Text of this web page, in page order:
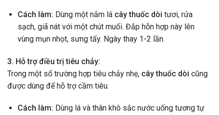
Cách làm: Dùng một nắm lá cây thuốc dòi tươi, rửa
sạch, giã nát với một chút muối. Đắp hỗn hợp này lên
vùng mụn nhọt, sưng tấy. Ngày thay 1-2 lần.
3. Hỗ trợ điều trị tiêu chảy:
Trong một số trường hợp tiêu chảy nhẹ, cây thuốc dòi cũng
được dùng để hỗ trợ cầm tiêu.
Cách làm: Dùng lá và thân khô sắc nước uống tương tự